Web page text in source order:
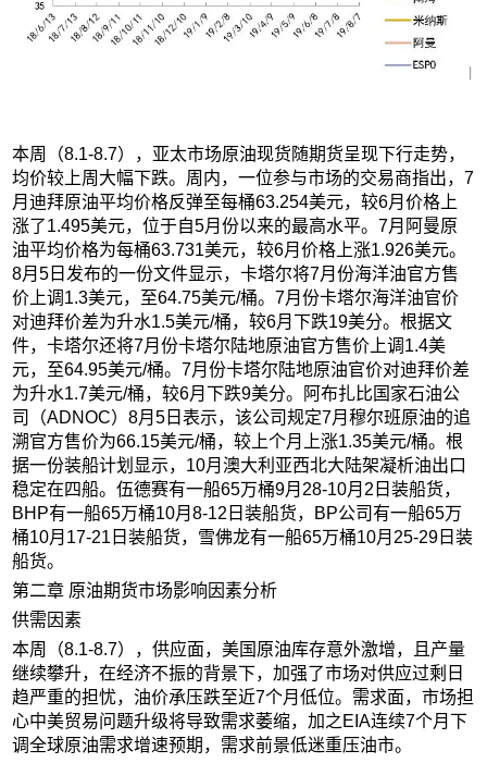
本周（8.1-8.7），亚太市场原油现货随期货呈现下行走势，
均价较上周大幅下跌。周内，一位参与市场的交易商指出，7
月迪拜原油平均价格反弹至每桶63.254美元，较6月价格上
涨了1.495美元，位于自5月份以来的最高水平。7月阿曼原
油平均价格为每桶63.731美元，较6月价格上涨1.926美元。
8月5日发布的一份文件显示，卡塔尔将7月份海洋油官方售
价上调1.3美元，至64.75美元/桶。7月份卡塔尔海洋油官价
对迪拜价差为升水1.5美元/桶，较6月下跌19美分。根据文
件，卡塔尔还将7月份卡塔尔陆地原油官方售价上调1.4美
元，至64.95美元/桶。7月份卡塔尔陆地原油官价对迪拜价差
为升水1.7美元/桶，较6月下跌9美分。阿布扎比国家石油公
司（ADNOC）8月5日表示，该公司规定7月穆尔班原油的追
溯官方售价为66.15美元/桶，较上个月上涨1.35美元/桶。根
据一份装船计划显示，10月澳大利亚西北大陆架凝析油出口
稳定在四船。伍德赛有一船65万桶9月28-10月2日装船货，
BHP有一船65万桶10月8-12日装船货，BP公司有一船65万
桶10月17-21日装船货，雪佛龙有一船65万桶10月25-29日装
船货。
第二章 原油期货市场影响因素分析
供需因素
本周（8.1-8.7），供应面，美国原油库存意外激增，且产量
继续攀升，在经济不振的背景下，加强了市场对供应过剩日
趋严重的担忧，油价承压跌至近7个月低位。需求面，市场担
心中美贸易问题升级将导致需求萎缩，加之EIA连续7个月下
调全球原油需求增速预期，需求前景低迷重压油市。